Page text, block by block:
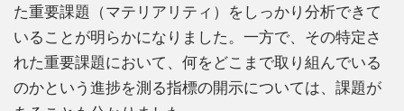
た重要課題（マテリアリティ）をしっかり分析できて
いることが明らかになりました。一方で、その特定さ
れた重要課題において、何をどこまで取り組んでいる
のかという進捗を測る指標の開示については、課題が